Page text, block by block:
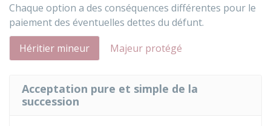
Chaque option a des conséquences différentes pour le
paiement des éventuelles dettes du défunt.
Héritier mineur
Majeur protégé
Acceptation pure et simple de la
succession